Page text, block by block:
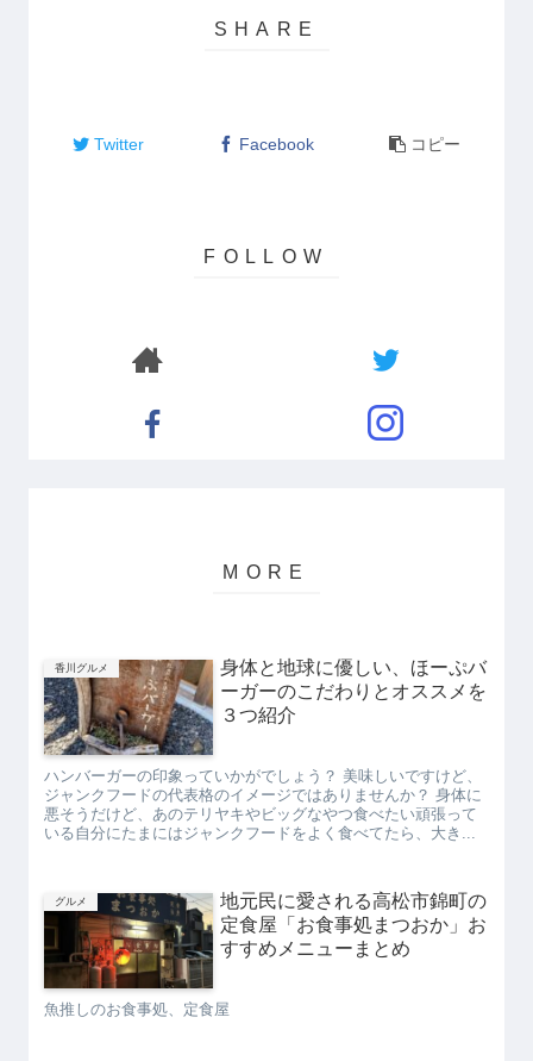
Twitter Facebook コピー
香川グルメ
身体と地球に優しい、ほーぷバ
ーガーのこだわりとオススメを
３つ紹介
ハンバーガーの印象っていかがでしょう？ 美味しいですけど、
ジャンクフードの代表格のイメージではありませんか？ 身体に
悪そうだけど、あのテリヤキやビッグなやつ食べたい頑張って
いる自分にたまにはジャンクフードをよく食べてたら、大き...
グルメ
地元民に愛される高松市錦町の
定食屋「お食事処まつおか」お
すすめメニューまとめ
魚推しのお食事処、定食屋